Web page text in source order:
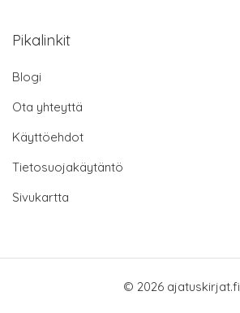
Pikalinkit
Blogi
Ota yhteyttä
Käyttöehdot
Tietosuojakäytäntö
Sivukartta
© 2026 ajatuskirjat.fi